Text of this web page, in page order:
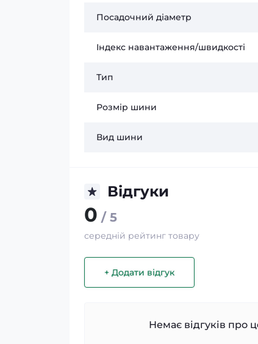
Посадочний діаметр
Індекс навантаження/швидкості
Тип
Розмір шини
Вид шини
Відгуки
0 / 5
середній рейтинг товару
+ Додати відгук
Немає відгуків про